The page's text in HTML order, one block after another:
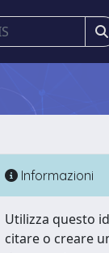
Informazioni
Utilizza questo
citare o creare